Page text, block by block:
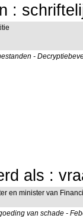
:
-
als :
en minister van
van schade -